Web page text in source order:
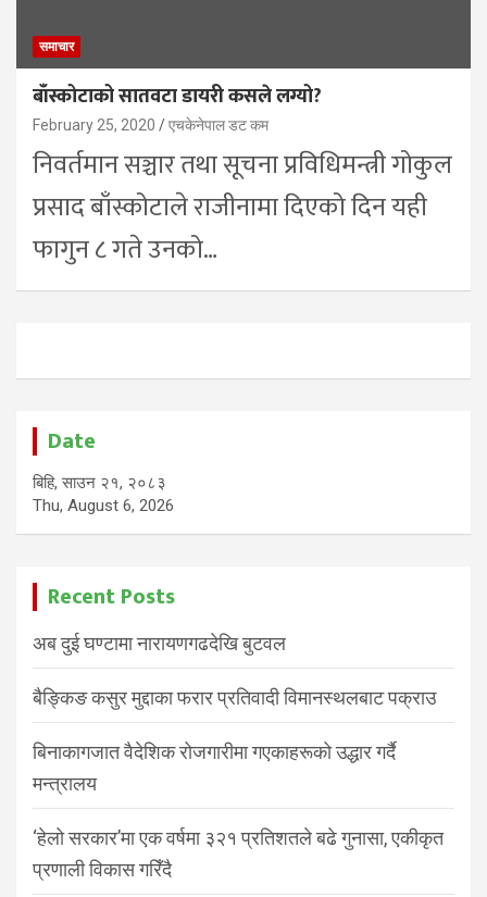
समाचार
बाँस्कोटाको सातवटा डायरी कसले लग्यो?
February 25, 2020 एचकेनेपाल डट कम
निवर्तमान सञ्चार तथा सूचना प्रविधिमन्त्री गोकुल
प्रसाद बाँस्कोटाले राजीनामा दिएको दिन यही
फागुन ८ गते उनको…
Date
बिहि, साउन २१, २०८३
Thu, August 6, 2026
Recent Posts
अब दुई घण्टामा नारायणगढदेखि बुटवल
बैङ्किङ कसुर मुद्दाका फरार प्रतिवादी विमानस्थलबाट पक्राउ
बिनाकागजात वैदेशिक रोजगारीमा गएकाहरूको उद्धार गर्दै
मन्त्रालय
‘हेलो सरकार’मा एक वर्षमा ३२१ प्रतिशतले बढे गुनासा, एकीकृत
प्रणाली विकास गरिँदै